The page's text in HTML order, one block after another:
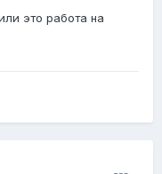
это работа на